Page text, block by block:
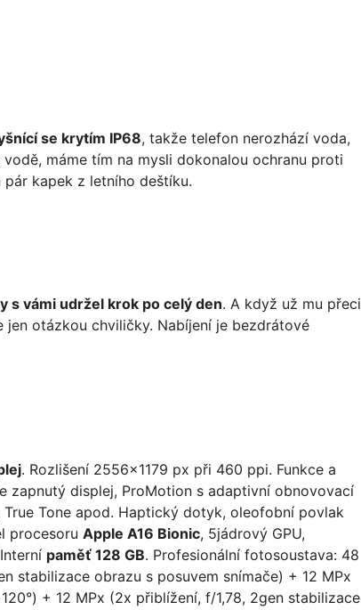
se krytím IP68, takže telefon nerozhází voda,
máme tím na mysli dokonalou ochranu proti
kapek z letního deštíku.
s vámi udržel krok po celý den. A když už mu přeci
jen otázkou chviličky. Nabíjení je bezdrátové
. Rozlišení 2556x1179 px při 460 ppi. Funkce a
zapnutý displej, ProMotion s adaptivní obnovovací
Tone apod. Haptický dotyk, oleofobní povlak
procesoru Apple A16 Bionic, 5jádrový GPU,
paměť 128 GB. Profesionální fotosoustava: 48
stabilizace obrazu s posuvem snímače) + 12 MPx
+ 12 MPx (2x přiblížení, f/1,78, 2gen stabilizace